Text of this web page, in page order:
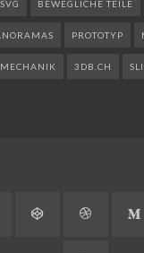
SVG BEWEGLICHE TEILE
PROTOTYP
MECHANIK 3DB.CH
GitHub CodePen Dribbble